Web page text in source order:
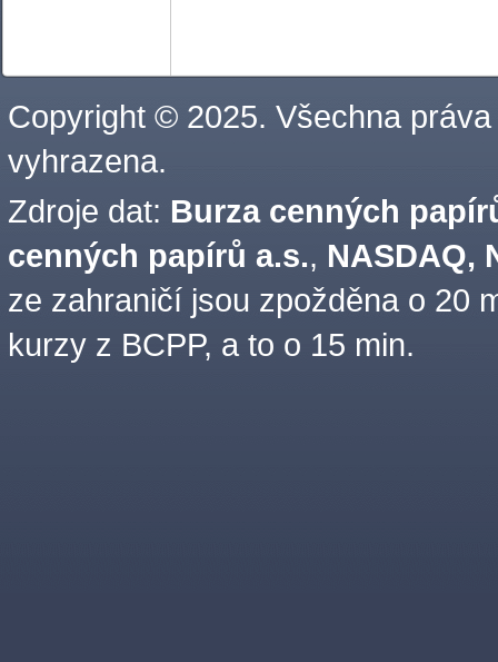
Copyright © 2025. Všechna práva
vyhrazena.
Zdroje dat: Burza cenných
cenných papírů a.s., NASDAQ,
ze zahraničí jsou zpožděna o 20
kurzy z BCPP, a to o 15 min.